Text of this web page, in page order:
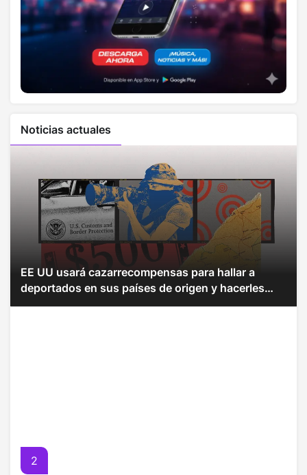
Noticias actuales
EE UU usará cazarrecompensas para hallar a
deportados en sus países de origen y hacerles
pagar multas
2